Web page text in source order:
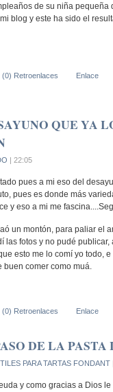
de su niña pequeña
blog y este ha sido el
(0) Retroenlaces Enlace
QUE YA
| 22:05
pues a mi eso del
pues es donde más
y eso a mi me
un montón, para paliar el
las fotos y no pudé publicar,
esto me lo comí yo todo,
buen comer como muá.
(0) Retroenlaces Enlace
DE LA
PARA TARTAS FONDANT
y como gracias a Dios